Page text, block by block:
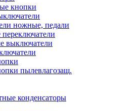
кнопки
ножные, педали
выключатели
пылевлагозащ.
конденсаторы